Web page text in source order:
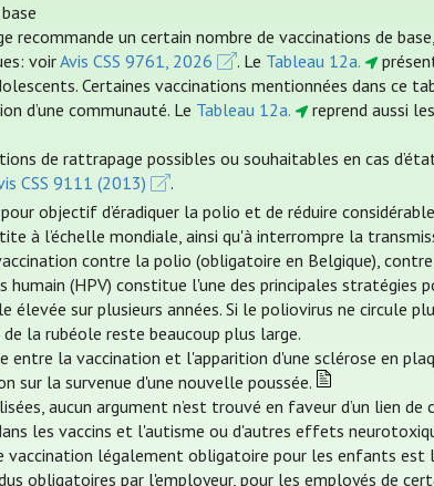
recommande un certain nombre de vaccinations de
voirAvis CSS 9761, 2026 . Le Tableau 12a.
Certaines vaccinations mentionnées dans ce
d’une communauté. Le Tableau 12a.
reprend aussi
de rattrapage possibles ou souhaitables en cas
CSS 9111 (2013)
.
objectif d’éradiquer la polio et de réduire
à l’échelle mondiale, ainsi qu'à interrompre la
contre la polio (obligatoire en Belgique),
(HPV) constitue l'une des principales stratégies
élevée sur plusieurs années. Si le poliovirus ne circule
la rubéole reste beaucoup plus large.
entre la vaccination et l'apparition d'une sclérose en
sur la survenue d'une nouvelle poussée.
aucun argument n’est trouvé en faveur d’un lien
les vaccins et l'autisme ou d'autres effets
vaccination légalement obligatoire pour les enfants
obligatoires par l'employeur, pour les employés de